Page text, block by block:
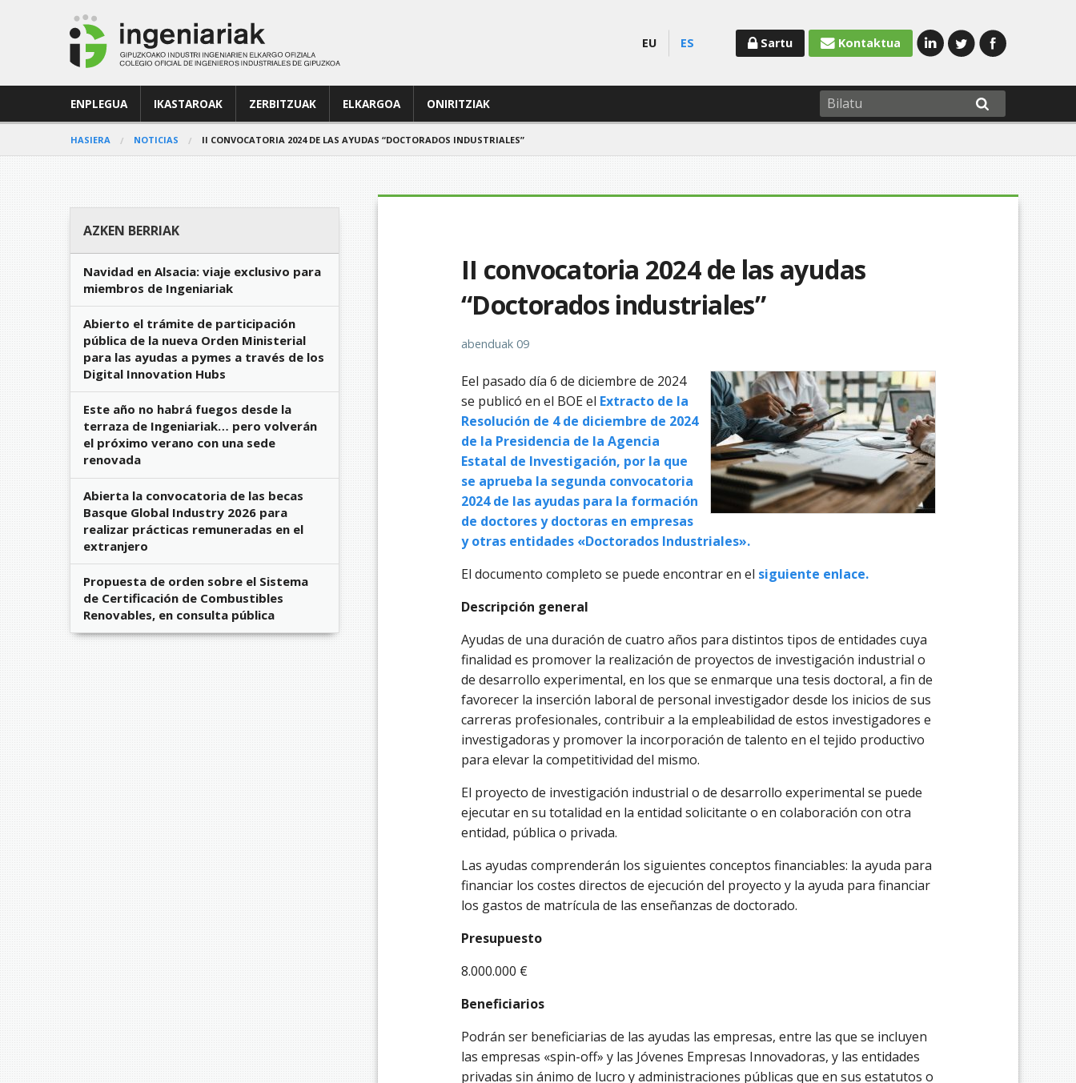
EU ES Kontaktua
Sartu
ENPLEGUA IKASTAROAK ZERBITZUAK ELKARGOA ONIRITZIAK
HASIERA NOTICIAS II CONVOCATORIA 2024 DE LAS AYUDAS “DOCTORADOS INDUSTRIALES”
II convocatoria 2024 de las ayudas
“Doctorados industriales”
abenduak 09
Eel pasado día 6 de diciembre de 2024
se publicó en el BOE el Extracto de la
Resolución de 4 de diciembre de 2024
de la Presidencia de la Agencia
Estatal de Investigación, por la que
se aprueba la segunda convocatoria
2024 de las ayudas para la formación
de doctores y doctoras en empresas
y otras entidades «Doctorados Industriales».
El documento completo se puede encontrar en el siguiente enlace.
Descripción general
Ayudas de una duración de cuatro años para distintos tipos de entidades cuya
finalidad es promover la realización de proyectos de investigación industrial o
de desarrollo experimental, en los que se enmarque una tesis doctoral, a fin de
favorecer la inserción laboral de personal investigador desde los inicios de sus
carreras profesionales, contribuir a la empleabilidad de estos investigadores e
investigadoras y promover la incorporación de talento en el tejido productivo
para elevar la competitividad del mismo.
El proyecto de investigación industrial o de desarrollo experimental se puede
ejecutar en su totalidad en la entidad solicitante o en colaboración con otra
entidad, pública o privada.
Las ayudas comprenderán los siguientes conceptos financiables: la ayuda para
financiar los costes directos de ejecución del proyecto y la ayuda para financiar
los gastos de matrícula de las enseñanzas de doctorado.
Presupuesto
8.000.000 €
Beneficiarios
Podrán ser beneficiarias de las ayudas las empresas, entre las que se incluyen
las empresas «spin-off» y las Jóvenes Empresas Innovadoras, y las entidades
privadas sin ánimo de lucro y administraciones públicas que en sus estatutos o
AZKEN BERRIAK
Navidad en Alsacia: viaje exclusivo para
miembros de Ingeniariak
Abierto el trámite de participación
pública de la nueva Orden Ministerial
para las ayudas a pymes a través de los
Digital Innovation Hubs
Este año no habrá fuegos desde la
terraza de Ingeniariak… pero volverán
el próximo verano con una sede
renovada
Abierta la convocatoria de las becas
Basque Global Industry 2026 para
realizar prácticas remuneradas en el
extranjero
Propuesta de orden sobre el Sistema
de Certificación de Combustibles
Renovables, en consulta pública